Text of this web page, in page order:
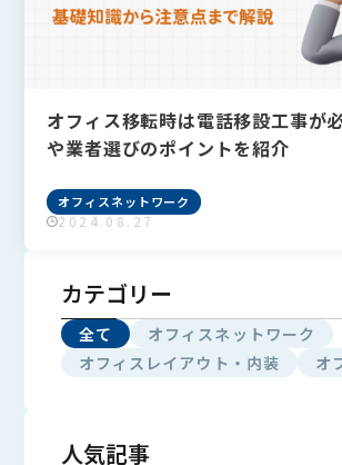
フリーワードで検索
#IT導入補助金#Q&A#VPN#Wi-Fi
#アリさんマークの引越し社
カテゴリーから探すCategory
オフィス移転時は電話移設工事が
や業者選びのポイントを紹介
オフィスネットワーク
2024.08.27
カテゴリー
全て
オフィスネットワーク
オフィスレイアウト・内装
オ
人気記事